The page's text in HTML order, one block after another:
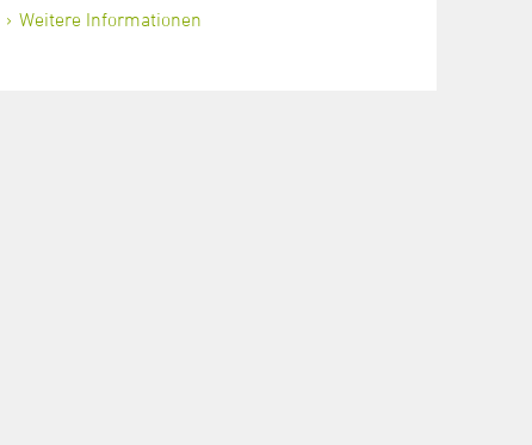
Weitere Informationen